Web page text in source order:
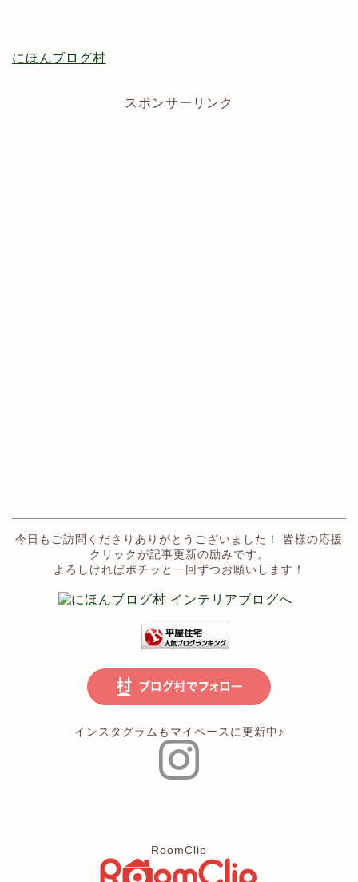
にほんブログ村
スポンサーリンク
今日もご訪問くださりありがとうございました！ 皆様の応援
クリックが記事更新の励みです。
よろしければポチッと一回ずつお願いします！
インスタグラムもマイペースに更新中♪
RoomClip